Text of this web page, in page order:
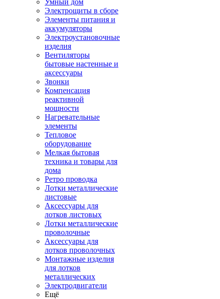
Умный дом
Электрощиты в сборе
Элементы питания и
аккумуляторы
Электроустановочные
изделия
Вентиляторы
бытовые настенные и
аксессуары
Звонки
Компенсация
реактивной
мощности
Нагревательные
элементы
Тепловое
оборудование
Мелкая бытовая
техника и товары для
дома
Ретро проводка
Лотки металлические
листовые
Аксессуары для
лотков листовых
Лотки металлические
проволочные
Аксессуары для
лотков проволочных
Монтажные изделия
для лотков
металлических
Электродвигатели
Ещё